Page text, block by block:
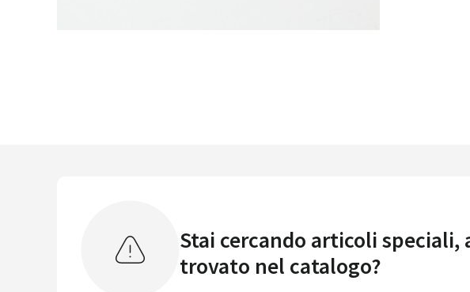
Stai cercando articoli speciali,
trovato nel catalogo?